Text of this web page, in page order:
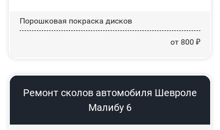
Порошковая покраска дисков
от 800 ₽
Ремонт сколов автомобиля Шевроле
Малибу 6